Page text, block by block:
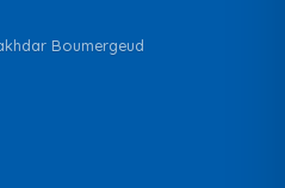
Boumergeud